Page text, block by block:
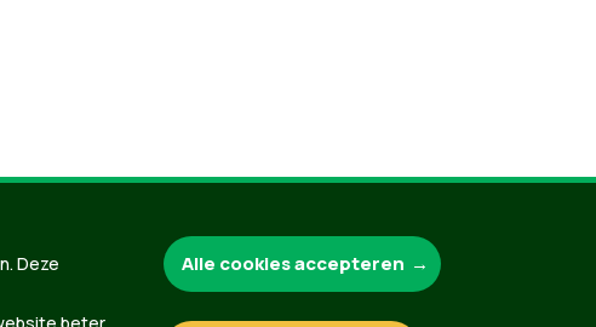
Deze
Alle cookies accepteren